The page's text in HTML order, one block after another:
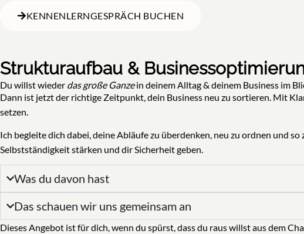
KENNENLERNGESPRÄCH BUCHEN
Strukturaufbau &
Du willst wieder das große Ganzein deinem Alltag & deinem Business im
Dann ist jetzt der richtige Zeitpunkt, dein Business neu zu sortieren. Mit
setzen.
Ich begleite dich dabei, deine Abläufe zu überdenken, neu zu ordnen und
Selbstständigkeit stärken und dir Sicherheit geben.
Was du davon hast
Das schauen wir uns gemeinsam an
Dieses Angebot ist für dich, wenn du spürst, dass du raus willst aus dem